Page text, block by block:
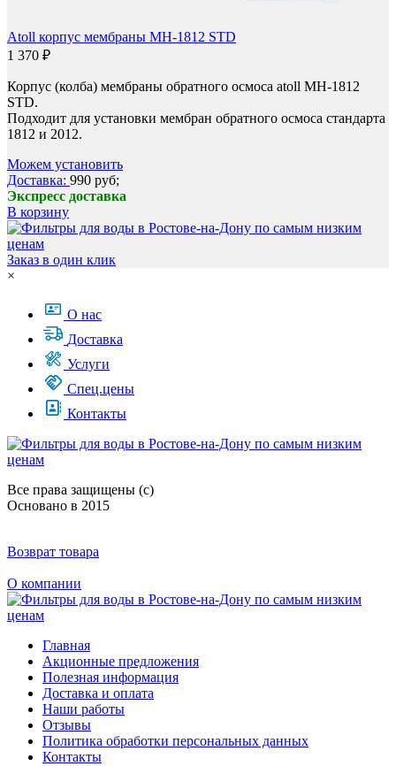
Atoll корпус мембраны MH-1812 STD
1 370 ₽
Корпус (колба) мембраны обратного осмоса atoll MH-1812
STD.
Подходит для установки мембран обратного осмоса стандарта
1812 и 2012.
Можем установить
Доставка: 990 руб;
Экспресс доставка
В корзину
Заказ в один клик
×
О нас
Доставка
Услуги
Спец.цены
Контакты
Все права защищены (с)
Основано в 2015
Возврат товара
О компании
Главная
Акционные предложения
Полезная информация
Доставка и оплата
Наши работы
Отзывы
Политика обработки персональных данных
Контакты